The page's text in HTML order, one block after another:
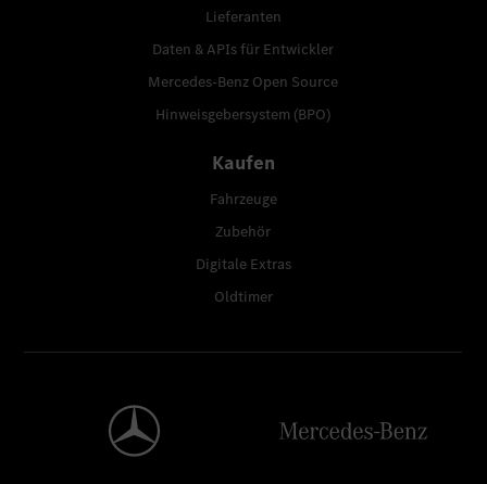
Lieferanten
Daten & APIs für Entwickler
Mercedes-Benz Open Source
Hinweisgebersystem (BPO)
Kaufen
Fahrzeuge
Zubehör
Digitale Extras
Oldtimer